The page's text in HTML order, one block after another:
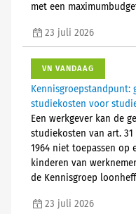
met een
23 juli 2026
VN VANDAAG
studiekosten voor
Een werkgever kan de
studiekosten van art.
1964 niet toepassen op
kinderen van
de Kennisgroep
23 juli 2026